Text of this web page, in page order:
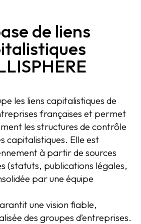
de liens
les liens capitalistiques de
françaises et permet
les structures de contrôle
capitalistiques. Elle est
à partir de sources
(statuts, publications légales,
par une équipe
une vision fiable,
des groupes d’entreprises.